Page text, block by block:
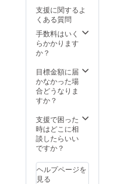
のラベ
ルに表
記され
ます。
商品開
は必ず
お届け
のリ
ターン
された
ラベル
や注意
書きを
くださ
い。」
ます。
※クール
便で配
送いた
します
料及び
添加物
等の食
品表示
け商品
のラベ
ルに表
記され
商品開
封前に
※体験の
変更を
希望の
方は、
くださ
い
社員研
修など
でご利
用の方
はご相
さい
たお野
菜など
をお土
産とし
てご用
します
※研修実
施時
に、人
減調整
が可能
です(1
名1万円
して調
整)
支援に関するよ
くある質問
手数料はいく
らかかります
か？
目標金額に届
かなかった場
合どうなりま
すか？
支援で困った
時はどこに相
談したらいい
ですか？
ヘルプページを
見る